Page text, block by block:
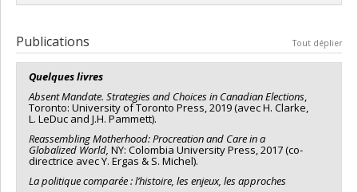
sciences humaines du Canada
Publications Tout déplier
Quelques livres
Absent Mandate. Strategies and Choices in Canadian Elections,
Toronto: University of Toronto Press, 2019 (avec H. Clarke,
L. LeDuc and J.H. Pammett).
Reassembling Motherhood: Procreation and Care in a
Globalized World, NY: Colombia University Press, 2017 (co-
directrice avec Y. Ergas & S. Michel).
La politique comparée : l’histoire, les enjeux, les approches